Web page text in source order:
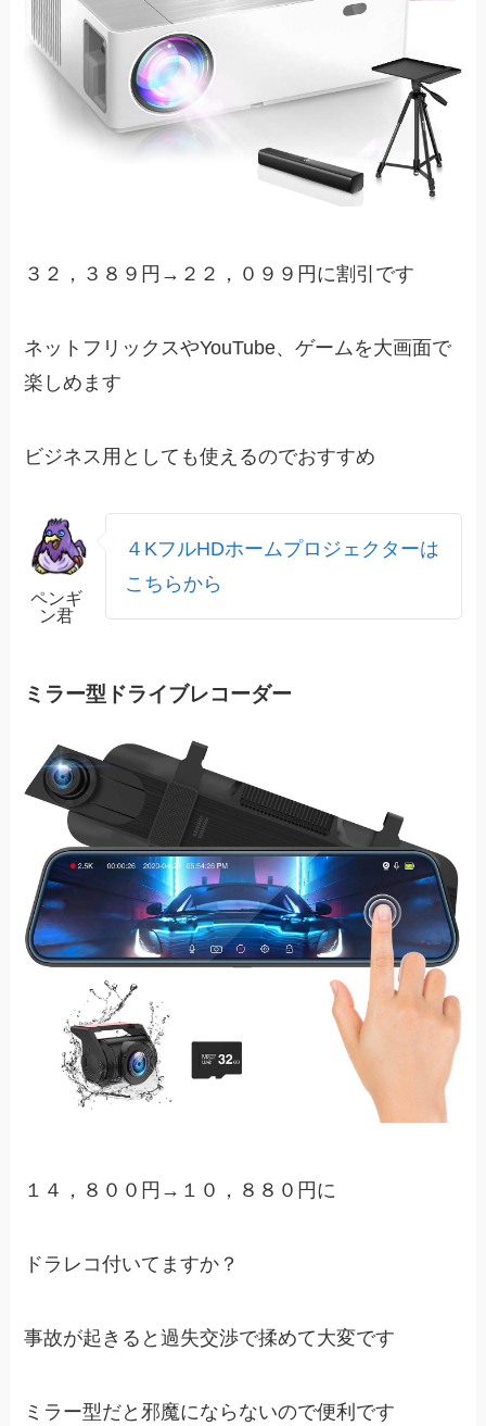
３２，３８９円→２２，０９９円に割引です
ネットフリックスやYouTube、ゲームを大画面で
楽しめます
ビジネス用としても使えるのでおすすめ
ペンギ
ン君
４KフルHDホームプロジェクターは
こちらから
ミラー型ドライブレコーダー
１４，８００円→１０，８８０円に
ドラレコ付いてますか？
事故が起きると過失交渉で揉めて大変です
ミラー型だと邪魔にならないので便利です